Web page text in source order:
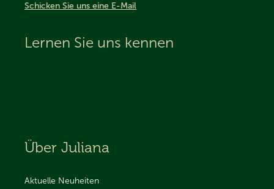
Schicken Sie uns eine E-Mail
Lernen Sie uns kennen
Über Juliana
Aktuelle Neuheiten